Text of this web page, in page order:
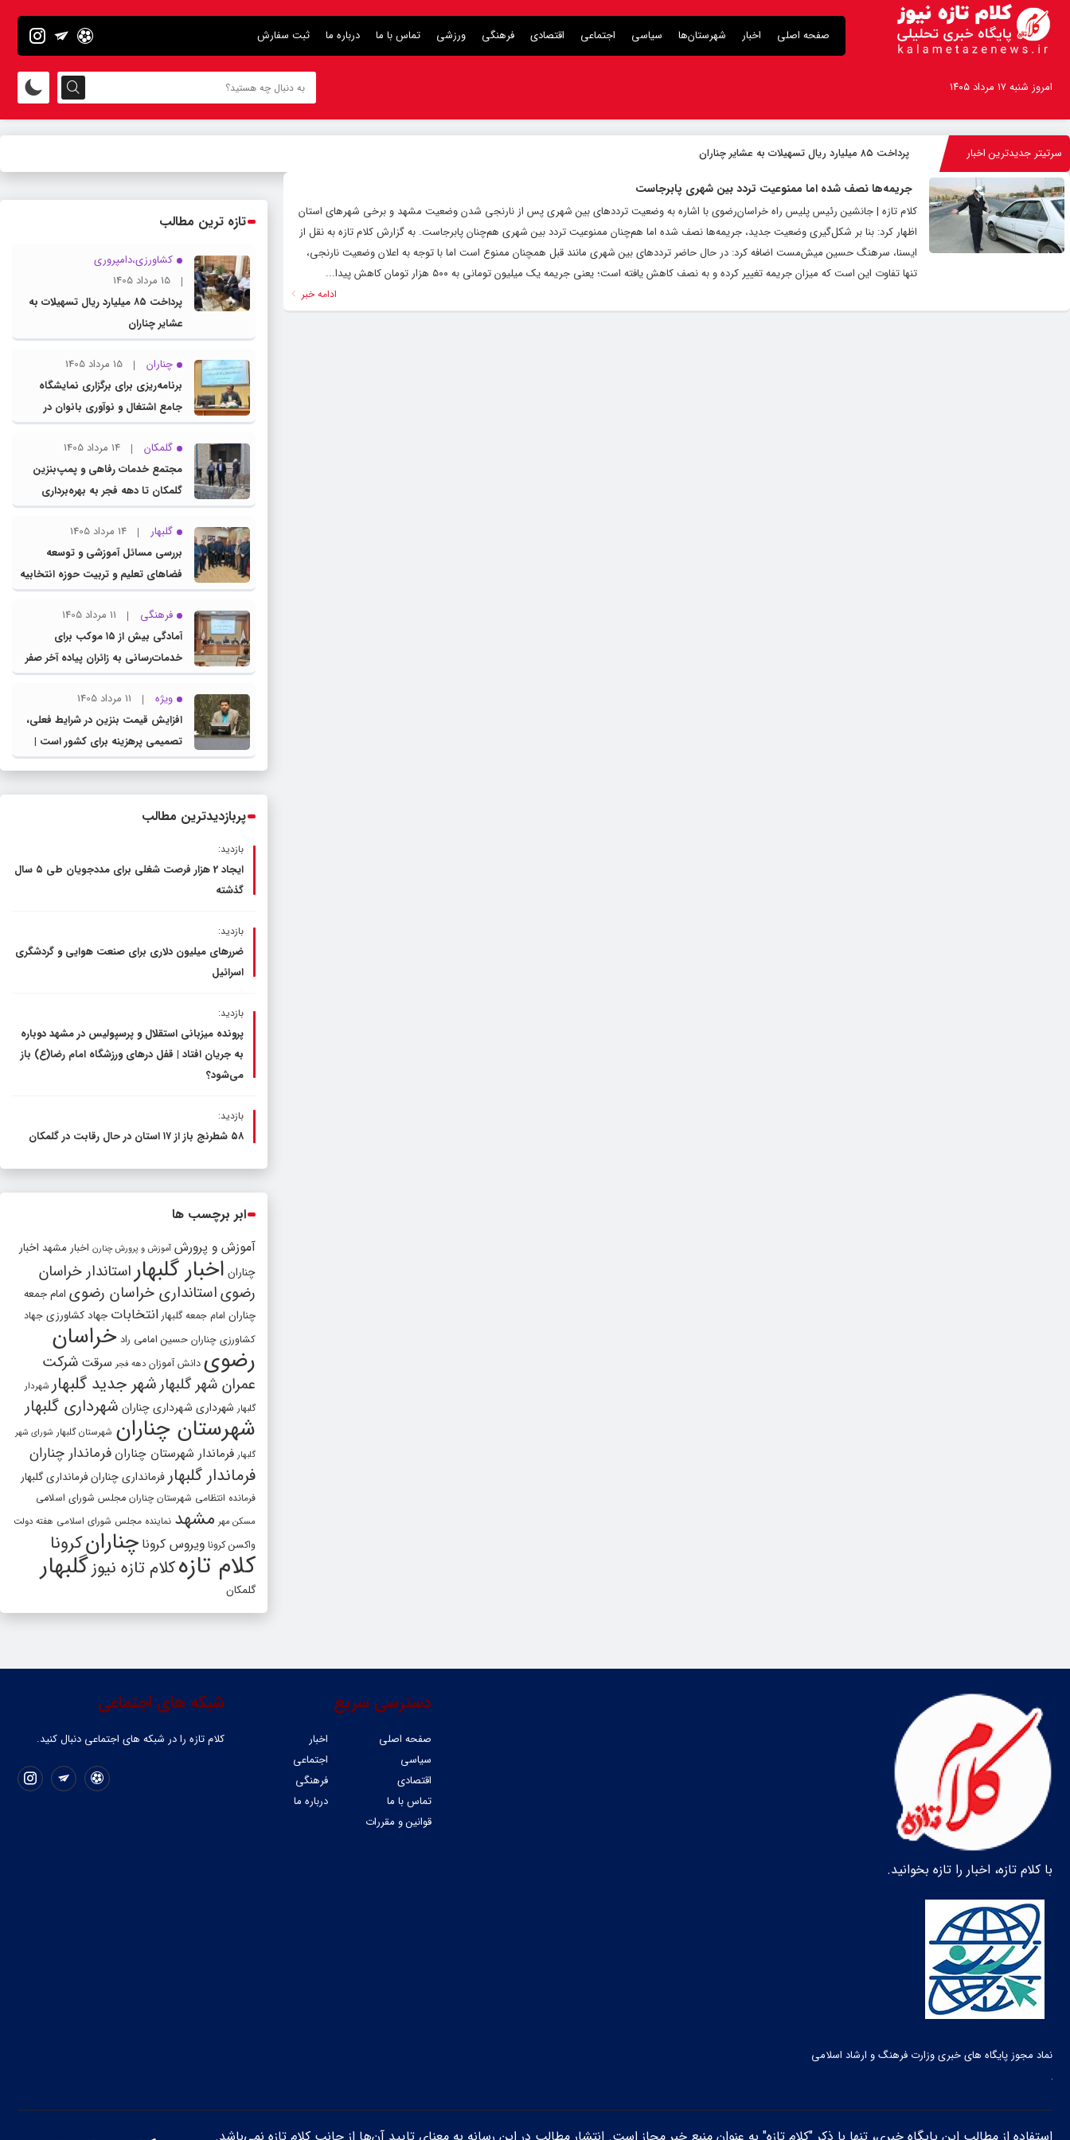
صفحه اصلی اخبار شهرستان‌ها سیاسی اجتماعی اقتصادی فرهنگی ورزشی تماس با ما درباره ما ثبت سفارش
امروز شنبه ۱۷ مرداد ۱۴۰۵
سرتیتر جدیدترین اخبار پرداخت ۸۵ میلیارد ریال تسهیلات به عشایر چناران
جریمه‌ها نصف شده اما ممنوعیت تردد بین شهری پابرجاست
کلام تازه | جانشین رئیس پلیس راه خراسان‌‌رضوی با اشاره به وضعیت ترددهای بین شهری پس از نارنجی شدن وضعیت مشهد و برخی شهرهای استان
اظهار کرد: بنا بر شکل‌گیری وضعیت جدید، جریمه‌ها نصف شده اما هم‌چنان ممنوعیت تردد بین شهری هم‌چنان پابرجاست. به گزارش کلام تازه به نقل از
ایسنا، سرهنگ حسین میش‌مست اضافه کرد: در حال حاضر ترددهای بین شهری مانند قبل همچنان ممنوع است اما با توجه به اعلان وضعیت نارنجی،
تنها تفاوت این است که میزان جریمه تغییر کرده و به نصف کاهش یافته است؛ یعنی جریمه یک میلیون تومانی به ۵۰۰ هزار تومان کاهش پیدا...
ادامه خبر
تازه ترین مطالب
کشاورزی،دامپروری
15 مرداد 1405
پرداخت ۸۵ میلیارد ریال تسهیلات به
عشایر چناران
چناران
15 مرداد 1405
برنامه‌ریزی برای برگزاری نمایشگاه
جامع اشتغال و نوآوری بانوان در
چناران
گلمکان
14 مرداد 1405
مجتمع خدمات رفاهی و پمپ‌بنزین
گلمکان تا دهه فجر به بهره‌برداری
می‌رسد
گلبهار
14 مرداد 1405
بررسی مسائل آموزشی و توسعه
فضاهای تعلیم و تربیت حوزه انتخابیه
در نشست مشترک عضو کمیسیون
آموزش مجلس با مدیرکل آموزش و
پرورش خراسان رضوی
فرهنگی
11 مرداد 1405
آمادگی بیش از ۱۵ موکب برای
خدمات‌رسانی به زائران پیاده آخر صفر
در شهرستان چناران
ویژه
11 مرداد 1405
افزایش قیمت بنزین در شرایط فعلی،
تصمیمی پرهزینه برای کشور است |
دولت، قاچاق سوخت و عوامل اصلی
پربازدیدترین مطالب
بازدید:
ایجاد 2 هزار فرصت شغلی برای مددجویان طی ۵ سال
گذشته
بازدید:
ضررهای میلیون دلاری برای صنعت هوایی و گردشگری
اسرائیل
بازدید:
پرونده میزبانی استقلال و پرسپولیس در مشهد دوباره
به جریان افتاد | قفل در‌های ورزشگاه امام رضا(ع) باز
می‌شود؟
بازدید:
۵۸ شطرنج‌ باز از ۱۷ استان در حال رقابت در گلمکان
ابر برچسب ها
آموزش و پرورش آموزش و پرورش چنارن اخبار مشهد اخبار
چناران اخبار گلبهار استاندار خراسان
رضویاستانداری خراسان رضوی امام جمعه
چناران امام جمعه گلبهار انتخابات جهاد کشاورزی جهاد
کشاورزی چناران حسین امامی راد خراسان
رضوی دانش آموزان دهه فجر سرقت شرکت
عمران شهر گلبهارشهر جدید گلبهار شهردار
گلبهار شهرداری شهرداری چناران شهرداری گلبهار
شهرستان چناران شهرستان گلبهار شورای شهر
گلبهار فرماندار شهرستان چناران فرماندار چناران
فرماندار گلبهار فرمانداری چنارانفرمانداری گلبهار
فرمانده انتظامی شهرستان چناران مجلس شورای اسلامی
مسکن مهر مشهد نماینده مجلس شورای اسلامی هفته دولت
واکسن کرونا ویروس کرونا چنارانکرونا
کلام تازهکلام تازه نیوزگلبهار
گلمکان
با کلام تازه، اخبار را تازه بخوانید.
نماد مجوز پایگاه های خبری وزارت فرهنگ و ارشاد اسلامی
شبکه های اجتماعی
کلام تازه را در شبکه ‌های اجتماعی دنبال کنید.
دسترسی سریع
صفحه اصلی
اخبار
سیاسی
اجتماعی
اقتصادی
فرهنگی
تماس با ما
درباره ما
قوانین و مقررات